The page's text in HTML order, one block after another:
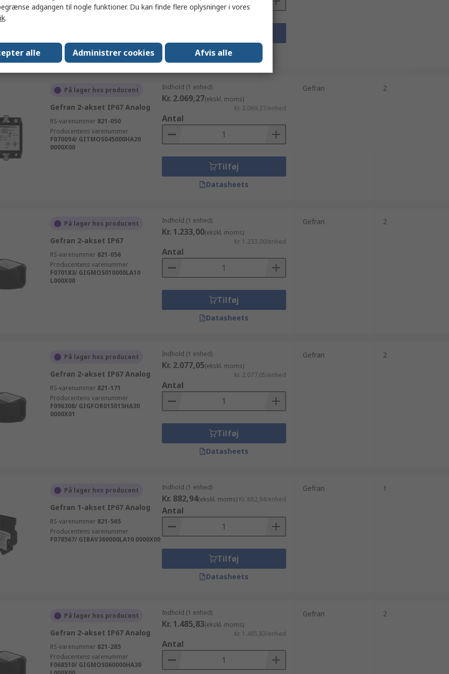
F080982/ GITMVS360000HA10
L000X00
Datasheets
På lager hos producent
Gefran 2-akset IP67 Analog
RS-varenummer 821-050
Producentens varenummer
F070094/ GITMOS045000HA20
0000X00
Indhold (1 enhed)
Kr. 2.069,27(ekskl. moms)
Kr. 2.069,27/enhed
Antal
Tilføj
Datasheets
Gefran 2
På lager hos producent
Gefran 2-akset IP67
RS-varenummer 821-056
Producentens varenummer
F070183/ GIGMOS010000LA10
L000X00
Indhold (1 enhed)
Kr. 1.233,00(ekskl. moms)
Kr. 1.233,00/enhed
Antal
Tilføj
Datasheets
Gefran 2
På lager hos producent
Gefran 2-akset IP67 Analog
RS-varenummer 821-171
Producentens varenummer
F096308/ GIGFOR015015HA30
0000X01
Indhold (1 enhed)
Kr. 2.077,05(ekskl. moms)
Kr. 2.077,05/enhed
Antal
Tilføj
Datasheets
Gefran 2
På lager hos producent
Gefran 1-akset IP67 Analog
RS-varenummer 821-565
Producentens varenummer
F078567/ GIBAV360000LA10 0000X00
Indhold (1 enhed)
Kr. 882,94(ekskl. moms) Kr. 882,94/enhed
Antal
Tilføj
Datasheets
Gefran 1
På lager hos producent
Gefran 2-akset IP67 Analog
RS-varenummer 821-285
Producentens varenummer
F068510/ GIGMOS060000HA30
Indhold (1 enhed)
Kr. 1.485,83(ekskl. moms)
Kr. 1.485,83/enhed
Antal
Gefran 2
adgangen til nogle funktioner. Du kan finde flere oplysninger i vores
.
alle Administrer cookies Afvis alle